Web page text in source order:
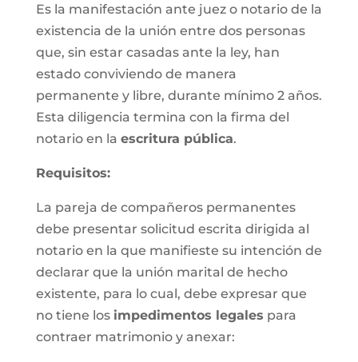
Es la manifestación ante juez o notario de la
existencia de la unión entre dos personas
que, sin estar casadas ante la ley, han
estado conviviendo de manera
permanente y libre, durante mínimo 2 años.
Esta diligencia termina con la firma del
notario en la escritura pública.
Requisitos:
La pareja de compañeros permanentes
debe presentar solicitud escrita dirigida al
notario en la que manifieste su intención de
declarar que la unión marital de hecho
existente, para lo cual, debe expresar que
no tiene los impedimentos legales para
contraer matrimonio y anexar: